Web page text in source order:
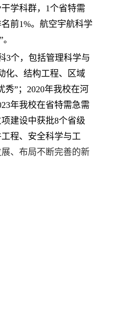
学科群，1个省特需
前1%。航空宇航科学
3个，包括管理科学与
化、结构工程、区域
”； 2020年我校在河
年我校在省特需急需
建设中获批8个省级
程、安全科学与工
、布局不断完善的新